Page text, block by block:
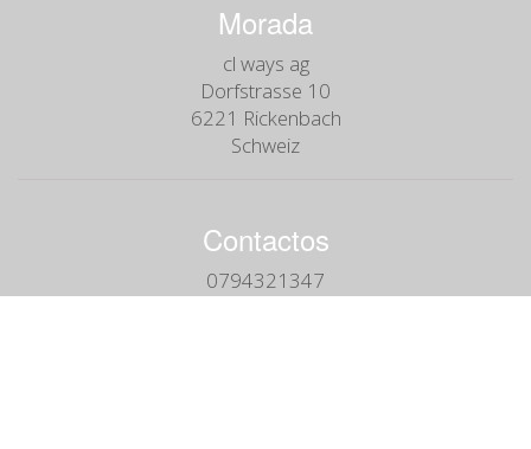
Morada
cl ways ag
Dorfstrasse 10
6221 Rickenbach
Schweiz
Contactos
0794321347